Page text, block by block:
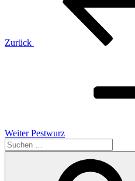
Zurück
Weiter Pestwurz
Suchen
nach: